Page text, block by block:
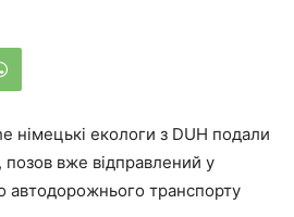
німецькі екологи з DUH подали
вже відправлений у
автодорожнього транспорту